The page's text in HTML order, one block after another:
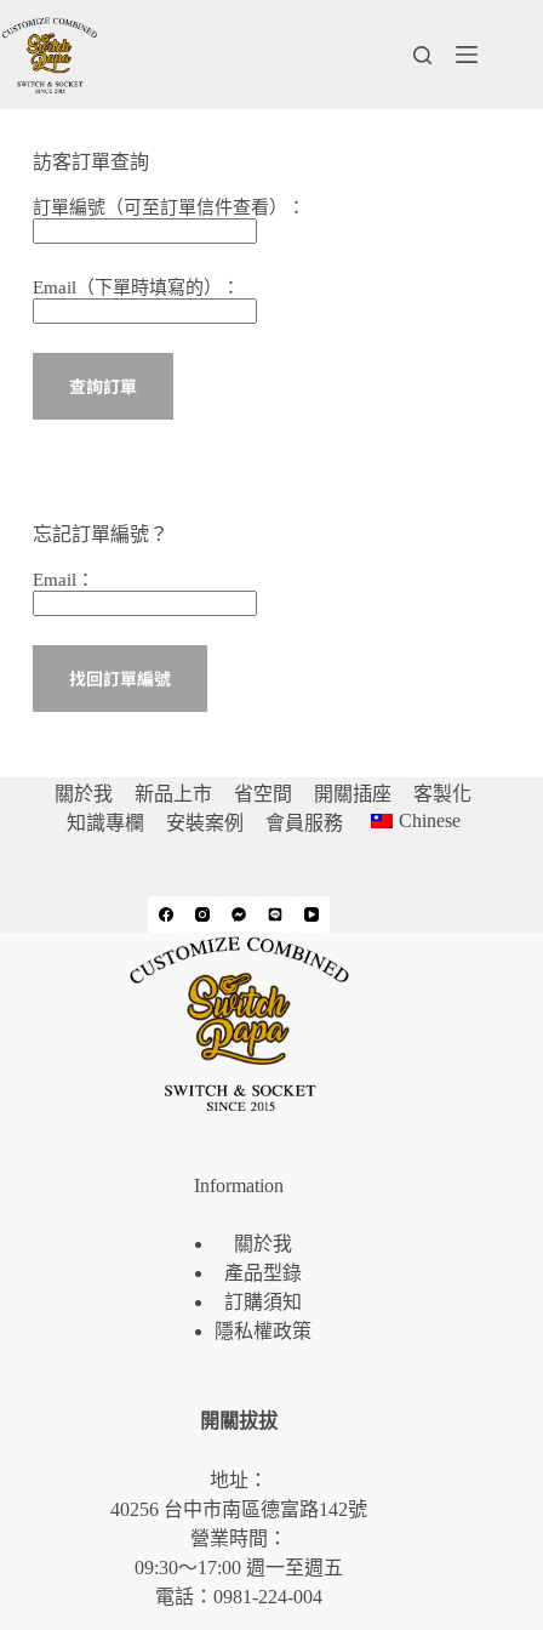
訪客訂單查詢
訂單編號（可至訂單信件查看）：
Email（下單時填寫的）：
查詢訂單
忘記訂單編號？
Email：
找回訂單編號
關於我 新品上市 省空間 開關插座
客製化
知識專欄
安裝案例 會員服務 Chinese
Information
關於我
產品型錄
訂購須知
隱私權政策
開關拔拔
地址：
40256 台中市南區德富路142號
營業時間：
09:30～17:00 週一至週五
電話：0981-224-004